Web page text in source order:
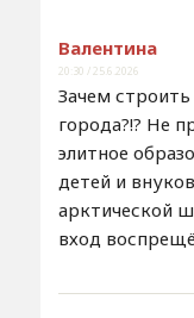
Валентина
20:30 / 25.6.2026
Зачем
города?!? Не
элитное
детей и
арктической
вход